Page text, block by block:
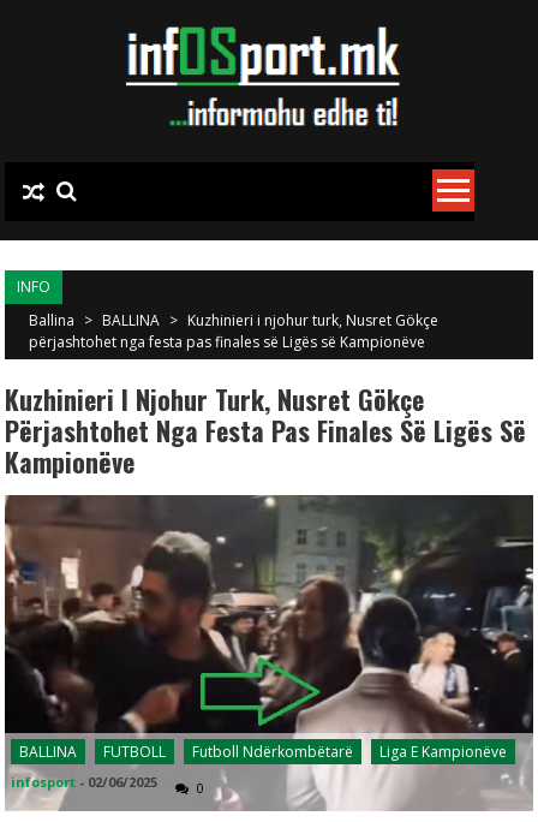
INFO
Ballina > BALLINA > Kuzhinieri i njohur turk, Nusret Gökçe
përjashtohet nga festa pas finales së Ligës së Kampionëve
Kuzhinieri I Njohur Turk, Nusret Gökçe
Përjashtohet Nga Festa Pas Finales Së Ligës Së
Kampionëve
BALLINA FUTBOLL Futboll Ndërkombëtarë Liga E Kampionëve
infosport - 02/06/2025 0